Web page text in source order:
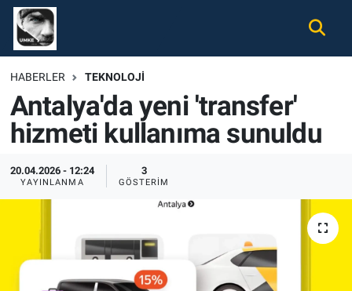
HABERLER TEKNOLOJI
Antalya'da yeni 'transfer'
hizmeti kullanıma sunuldu
20.04.2026 - 12:24
YAYINLANMA
3
GÖSTERIM
Gündem
Ekonomi
Spor
Magazin
İletişim
Nöbetçi Eczaneler
Hava Durumu
Namaz Vakitleri
Trafik Durumu
Tüm Manşetler